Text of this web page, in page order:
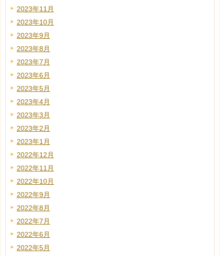
2023年11月
2023年10月
2023年9月
2023年8月
2023年7月
2023年6月
2023年5月
2023年4月
2023年3月
2023年2月
2023年1月
2022年12月
2022年11月
2022年10月
2022年9月
2022年8月
2022年7月
2022年6月
2022年5月